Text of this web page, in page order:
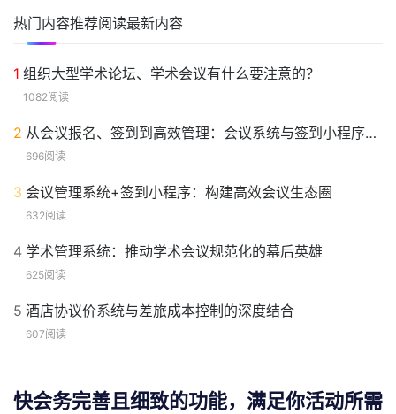
热门内容推荐阅读最新内容
1 组织大型学术论坛、学术会议有什么要注意的？
1082阅读
2 从会议报名、签到到高效管理：会议系统与签到小程序的一体化解决方案
696阅读
3 会议管理系统+签到小程序：构建高效会议生态圈
632阅读
4 学术管理系统：推动学术会议规范化的幕后英雄
625阅读
5 酒店协议价系统与差旅成本控制的深度结合
607阅读
快会务完善且细致的功能，满足你活动所需